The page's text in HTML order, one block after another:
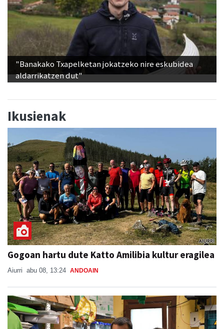
"Banakako Txapelketan jokatzeko nire eskubidea
aldarrikatzen dut"
Ikusienak
Gogoan hartu dute Katto Amilibia kultur eragilea
Aiurri abu 08, 13:24 ANDOAIN